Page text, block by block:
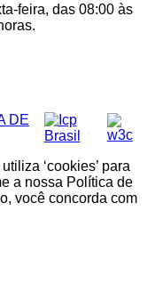
feira, das 08:00 às
‘cookies’ para
a nossa Política de
você concorda com